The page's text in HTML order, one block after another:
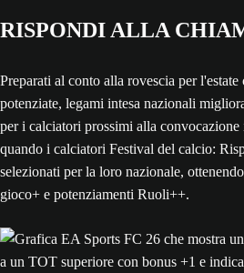
RISPONDI ALLA
Preparati al conto alla rovescia per
potenziate, legami intesa nazionali
per i calciatori prossimi alla
quando i calciatori Festival del calcio:
selezionati per la loro nazionale,
gioco+ e potenziamenti Ruoli++.